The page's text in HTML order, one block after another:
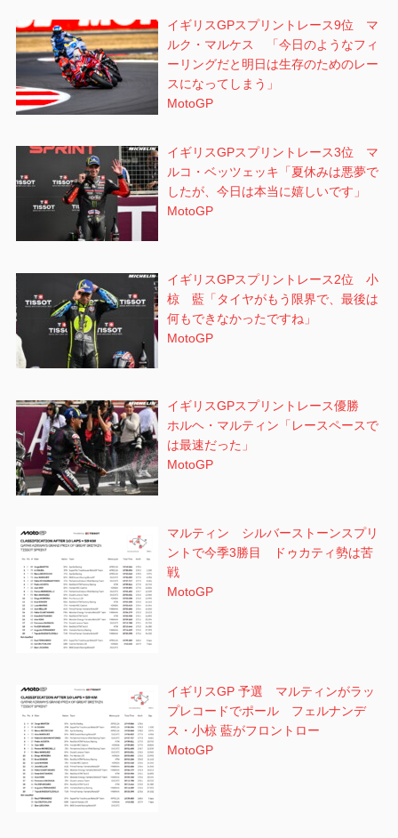
イギリスGPスプリントレース9位 マ
ルク・マルケス 「今日のようなフィ
ーリングだと明日は生存のためのレー
スになってしまう」
MotoGP
イギリスGPスプリントレース3位 マ
ルコ・ベッツェッキ「夏休みは悪夢で
したが、今日は本当に嬉しいです」
MotoGP
イギリスGPスプリントレース2位 小
椋 藍「タイヤがもう限界で、最後は
何もできなかったですね」
MotoGP
イギリスGPスプリントレース優勝
ホルヘ・マルティン「レースペースで
は最速だった」
MotoGP
マルティン シルバーストーンスプリ
ントで今季3勝目 ドゥカティ勢は苦
戦
MotoGP
イギリスGP 予選 マルティンがラッ
プレコードでポール フェルナンデ
ス・小椋 藍がフロントロー
MotoGP